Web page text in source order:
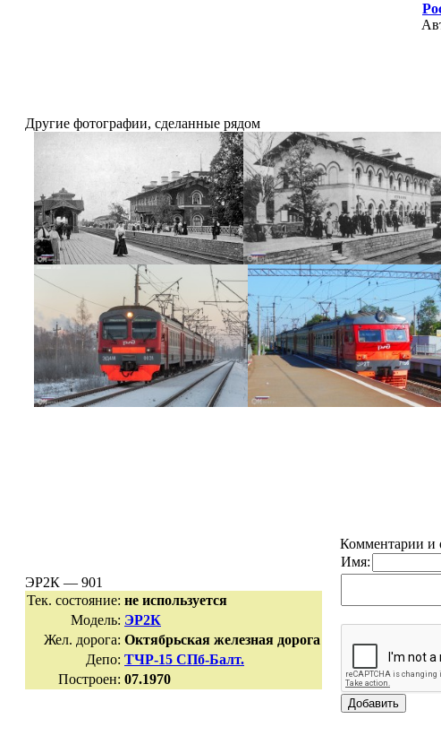
Другие фотографии, сделанные рядом
ЭР2К — 901
Тек. состояние: не используется
Модель: ЭР2К
Жел. дорога: Октябрьская железная дорога
Депо: ТЧР-15 СПб-Балт.
Построен: 07.1970
Комментарии и
Имя: